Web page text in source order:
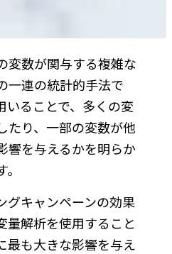
変数が関与する複雑な
一連の統計的手法で
いることで、多くの変
たり、一部の変数が他
響を与えるかを明らか
グキャンペーンの効果
量解析を使用すること
最も大きな影響を与え